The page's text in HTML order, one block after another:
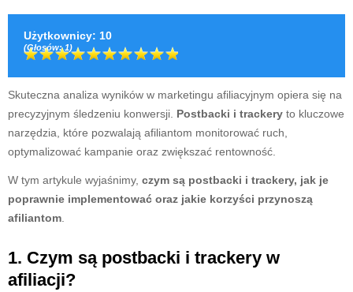
Użytkownicy: 10
(Głosów:1)
Skuteczna analiza wyników w marketingu afiliacyjnym opiera się na
precyzyjnym śledzeniu konwersji. Postbacki i trackery to kluczowe
narzędzia, które pozwalają afiliantom monitorować ruch,
optymalizować kampanie oraz zwiększać rentowność.
W tym artykule wyjaśnimy, czym są postbacki i trackery, jak je
poprawnie implementować oraz jakie korzyści przynoszą
afiliantom
1. Czym są postbacki i trackery w
afiliacji?